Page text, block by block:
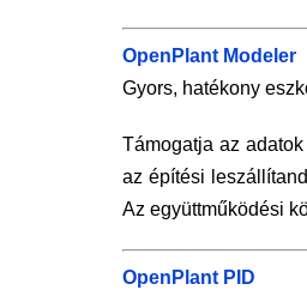
OpenPlant Modeler
Gyors, hatékony
Támogatja az
az építési
Az együttműködési
OpenPlant PID